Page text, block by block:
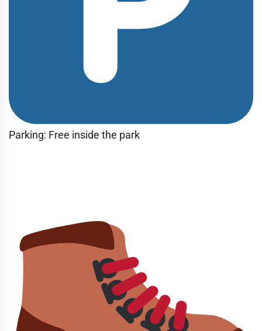
Parking: Free inside the park